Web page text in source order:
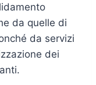
da quelle di
da servizi
dei